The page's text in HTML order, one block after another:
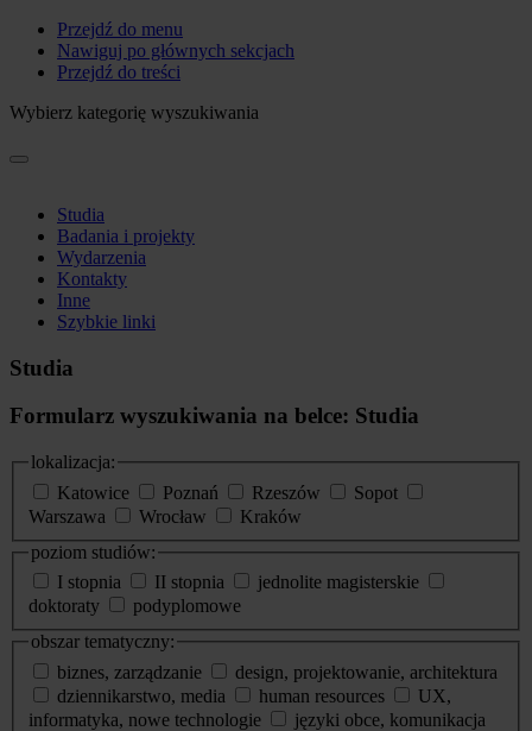
Przejdź do menu
Nawiguj po głównych sekcjach
Przejdź do treści
Wybierz kategorię wyszukiwania
Studia
Badania i projekty
Wydarzenia
Kontakty
Inne
Szybkie linki
Studia
Formularz wyszukiwania na belce: Studia
lokalizacja:
Katowice
Poznań Rzeszów
Sopot
Warszawa
Wrocław
Kraków
poziom studiów:
I stopnia
II stopnia
jednolite magisterskie
doktoraty
podyplomowe
obszar tematyczny:
biznes, zarządzanie
design, projektowanie, architektura
dziennikarstwo, media
human resources
UX,
informatyka, nowe technologie
języki obce, komunikacja